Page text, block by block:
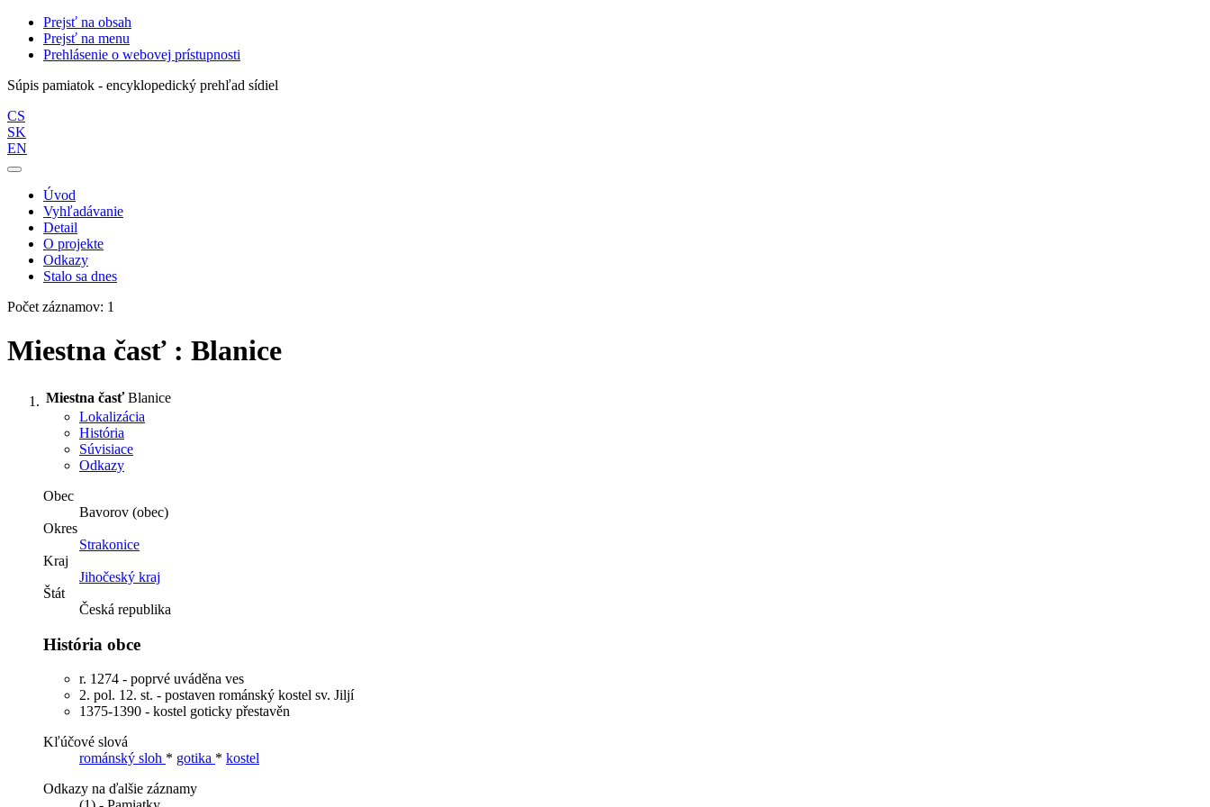
Prejsť na obsah
Prejsť na menu
Prehlásenie o webovej prístupnosti
Súpis pamiatok - encyklopedický prehľad sídiel
CS
SK
EN
Úvod
Vyhľadávanie
Detail
O projekte
Odkazy
Stalo sa dnes
Počet záznamov: 1
Miestna časť : Blanice
Miestna časť Blanice
Lokalizácia
História
Súvisiace
Odkazy
Obec
Bavorov (obec)
Okres
Strakonice
Kraj
Jihočeský kraj
Štát
Česká republika
História obce
r. 1274 - poprvé uváděna ves
2. pol. 12. st. - postaven románský kostel sv. Jiljí
1375-1390 - kostel goticky přestavěn
Kľúčové slová
románský sloh * gotika * kostel
Odkazy na ďalšie záznamy